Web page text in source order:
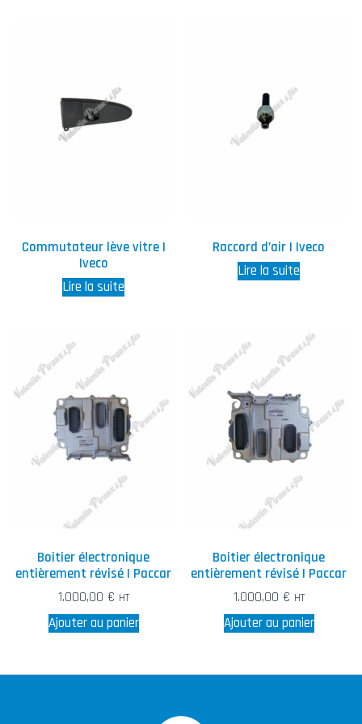
Commutateur lève vitre |
Iveco
Lire la suite
Raccord d’air | Iveco
Lire la suite
Boitier électronique
entièrement révisé | Paccar
1.000,00 € HT
Ajouter au panier
Boitier électronique
entièrement révisé | Paccar
1.000,00 € HT
Ajouter au panier